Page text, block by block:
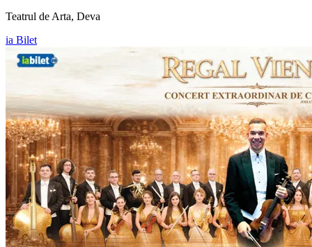
Teatrul de Arta, Deva
ia Bilet